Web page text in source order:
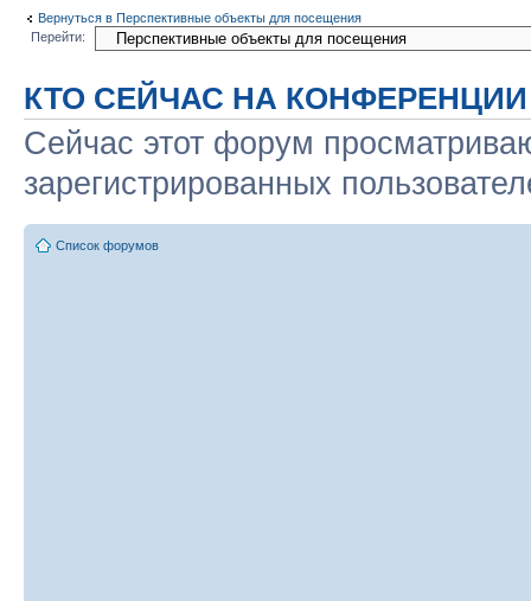
Вернуться в Перспективные объекты для посещения
Перейти:
КТО СЕЙЧАС НА КОНФЕРЕНЦИИ
Сейчас этот форум
зарегистрированных
Список форумов